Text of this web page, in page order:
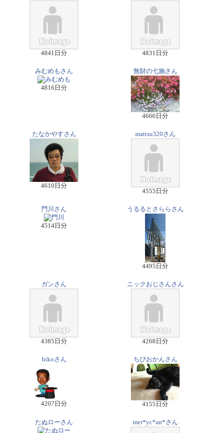
4841日分 4831日分
みむめもさん
4816日分
無財の七施さん
4666日分
たなかやすさん
4610日分
mattsu320さん
4555日分
門川さん
4514日分
うるるとさららさん
4495日分
ガンさん
4385日分
ニックおじさんさん
4268日分
hikoさん
4207日分
ちびおかんさん
4155日分
たぬローさん mer*yc*an*さん